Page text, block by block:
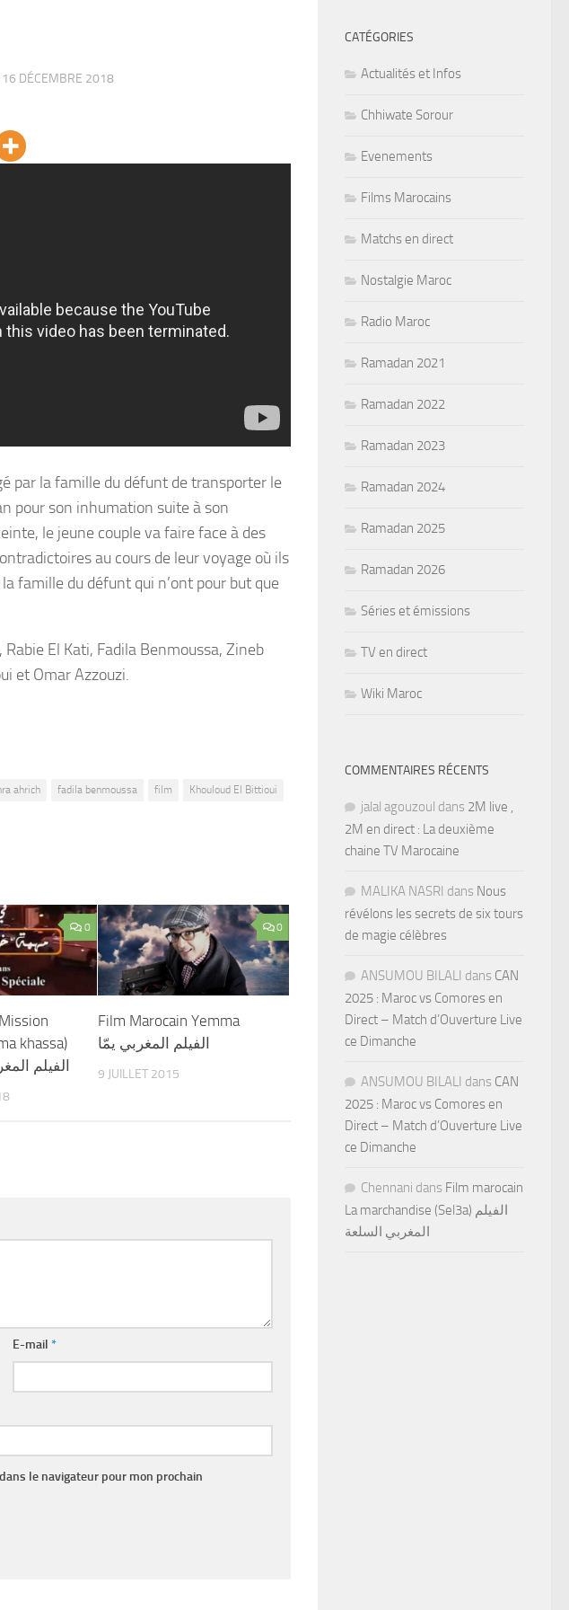
16 DÉCEMBRE 2018
par la famille du défunt de transporter le
pour son inhumation suite à son
le jeune couple va faire face à des
au cours de leur voyage où ils
famille du défunt qui n’ont pour but que
El Kati, Fadila Benmoussa, Zineb
et Omar Azzouzi.
ahrich fadila benmoussa film
Khouloud El Bittioui
0
khassa)
الفيلم
0
Film Marocain Yemma
الفيلم المغربي يمّا
9 JUILLET 2015
E-mail*
le navigateur pour mon prochain
CATÉGORIES
Actualités et Infos
Chhiwate Sorour
Evenements
Films Marocains
Matchs en direct
Nostalgie Maroc
Radio Maroc
Ramadan 2021
Ramadan 2022
Ramadan 2023
Ramadan 2024
Ramadan 2025
Ramadan 2026
Séries et émissions
TV en direct
Wiki Maroc
COMMENTAIRES RÉCENTS
jalal agouzoul dans 2M live ,
2M en direct : La deuxième
chaine TV Marocaine
MALIKA NASRI dans Nous
révélons les secrets de six tours
de magie célèbres
ANSUMOU BILALI dans CAN
2025 : Maroc vs Comores en
Direct – Match d’Ouverture Live
ce Dimanche
ANSUMOU BILALI dans CAN
2025 : Maroc vs Comores en
Direct – Match d’Ouverture Live
ce Dimanche
Chennani dans Film marocain
La marchandise (Sel3a) الفيلم
المغربي السلعة